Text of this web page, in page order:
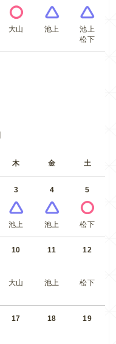
大山 池上
池上
松下
木 金 土
3
池上
4
池上
5
松下
10
大山
11
池上
12
松下
17 18 19